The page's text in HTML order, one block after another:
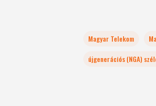
Magyar Telekom
újgenerációs (NGA)